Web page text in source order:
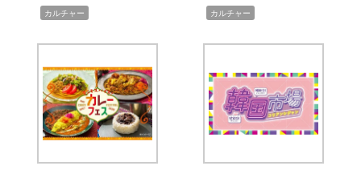
カルチャー カルチャー